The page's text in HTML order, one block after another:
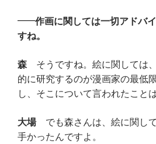
作画に関しては一切アドバ
すね。
森 そうですね。絵に関しては
的に研究するのが漫画家の最低
し、そこについて言われたこと
大場 でも森さんは、絵に関し
手かったんですよ。